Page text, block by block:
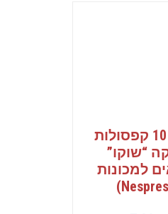
מארז 10 קפסולות
“שוקו”
למכונות